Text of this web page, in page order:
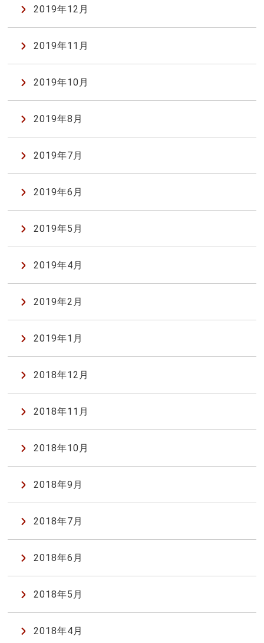
2019年12月
2019年11月
2019年10月
2019年8月
2019年7月
2019年6月
2019年5月
2019年4月
2019年2月
2019年1月
2018年12月
2018年11月
2018年10月
2018年9月
2018年7月
2018年6月
2018年5月
2018年4月